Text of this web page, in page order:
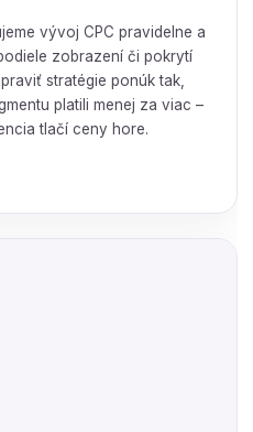
vývoj CPC pravidelne a
zobrazení či pokrytí
stratégie ponúk tak,
platili menej za viac –
tlačí ceny hore.